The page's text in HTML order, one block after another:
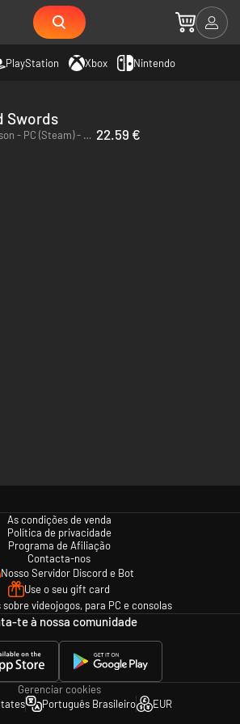
PlayStation Xbox Nintendo
Swords
Samson - PC (Steam) - Europe & US & Canada 22.59 €
As condições de venda
Política de privacidade
Programa de Afiliação
Contacta-nos
Nosso Servidor Discord e Bot
Use o seu gift card
videojogos, para PC e consolas
te à nossa comunidade
Gerenciar cookies
Português Brasileiro EUR